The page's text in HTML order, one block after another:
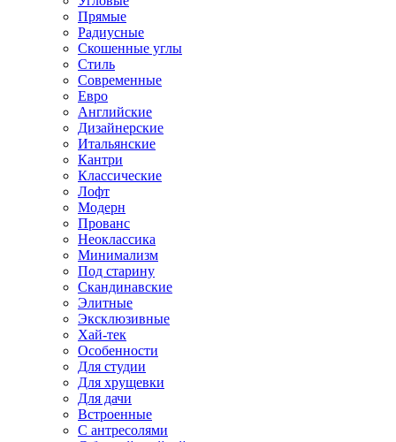
Прямые
Радиусные
Скошенные углы
Стиль
Современные
Евро
Английские
Дизайнерские
Итальянские
Кантри
Классические
Лофт
Модерн
Прованс
Неоклассика
Минимализм
Под старину
Скандинавские
Элитные
Эксклюзивные
Хай-тек
Особенности
Для студии
Для хрущевки
Для дачи
Встроенные
С антресолями